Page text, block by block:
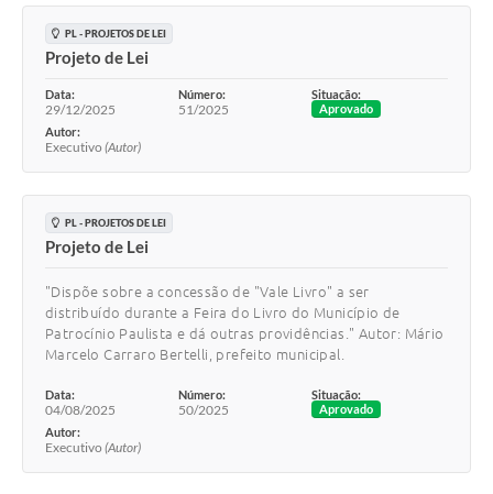
PL - PROJETOS DE LEI
Projeto de Lei
Data:
29/12/2025
Número:
51/2025
Situação:
Aprovado
Autor:
Executivo (Autor)
PL - PROJETOS DE LEI
Projeto de Lei
"Dispõe sobre a concessão de "Vale Livro" a ser
distribuído durante a Feira do Livro do Município de
Patrocínio Paulista e dá outras providências." Autor: Mário
Marcelo Carraro Bertelli, prefeito municipal.
Data:
04/08/2025
Número:
50/2025
Situação:
Aprovado
Autor:
Executivo (Autor)